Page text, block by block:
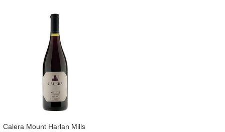
​Calera Mount Harlan Mills